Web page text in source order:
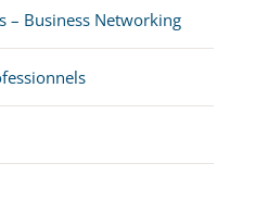
– Business Networking